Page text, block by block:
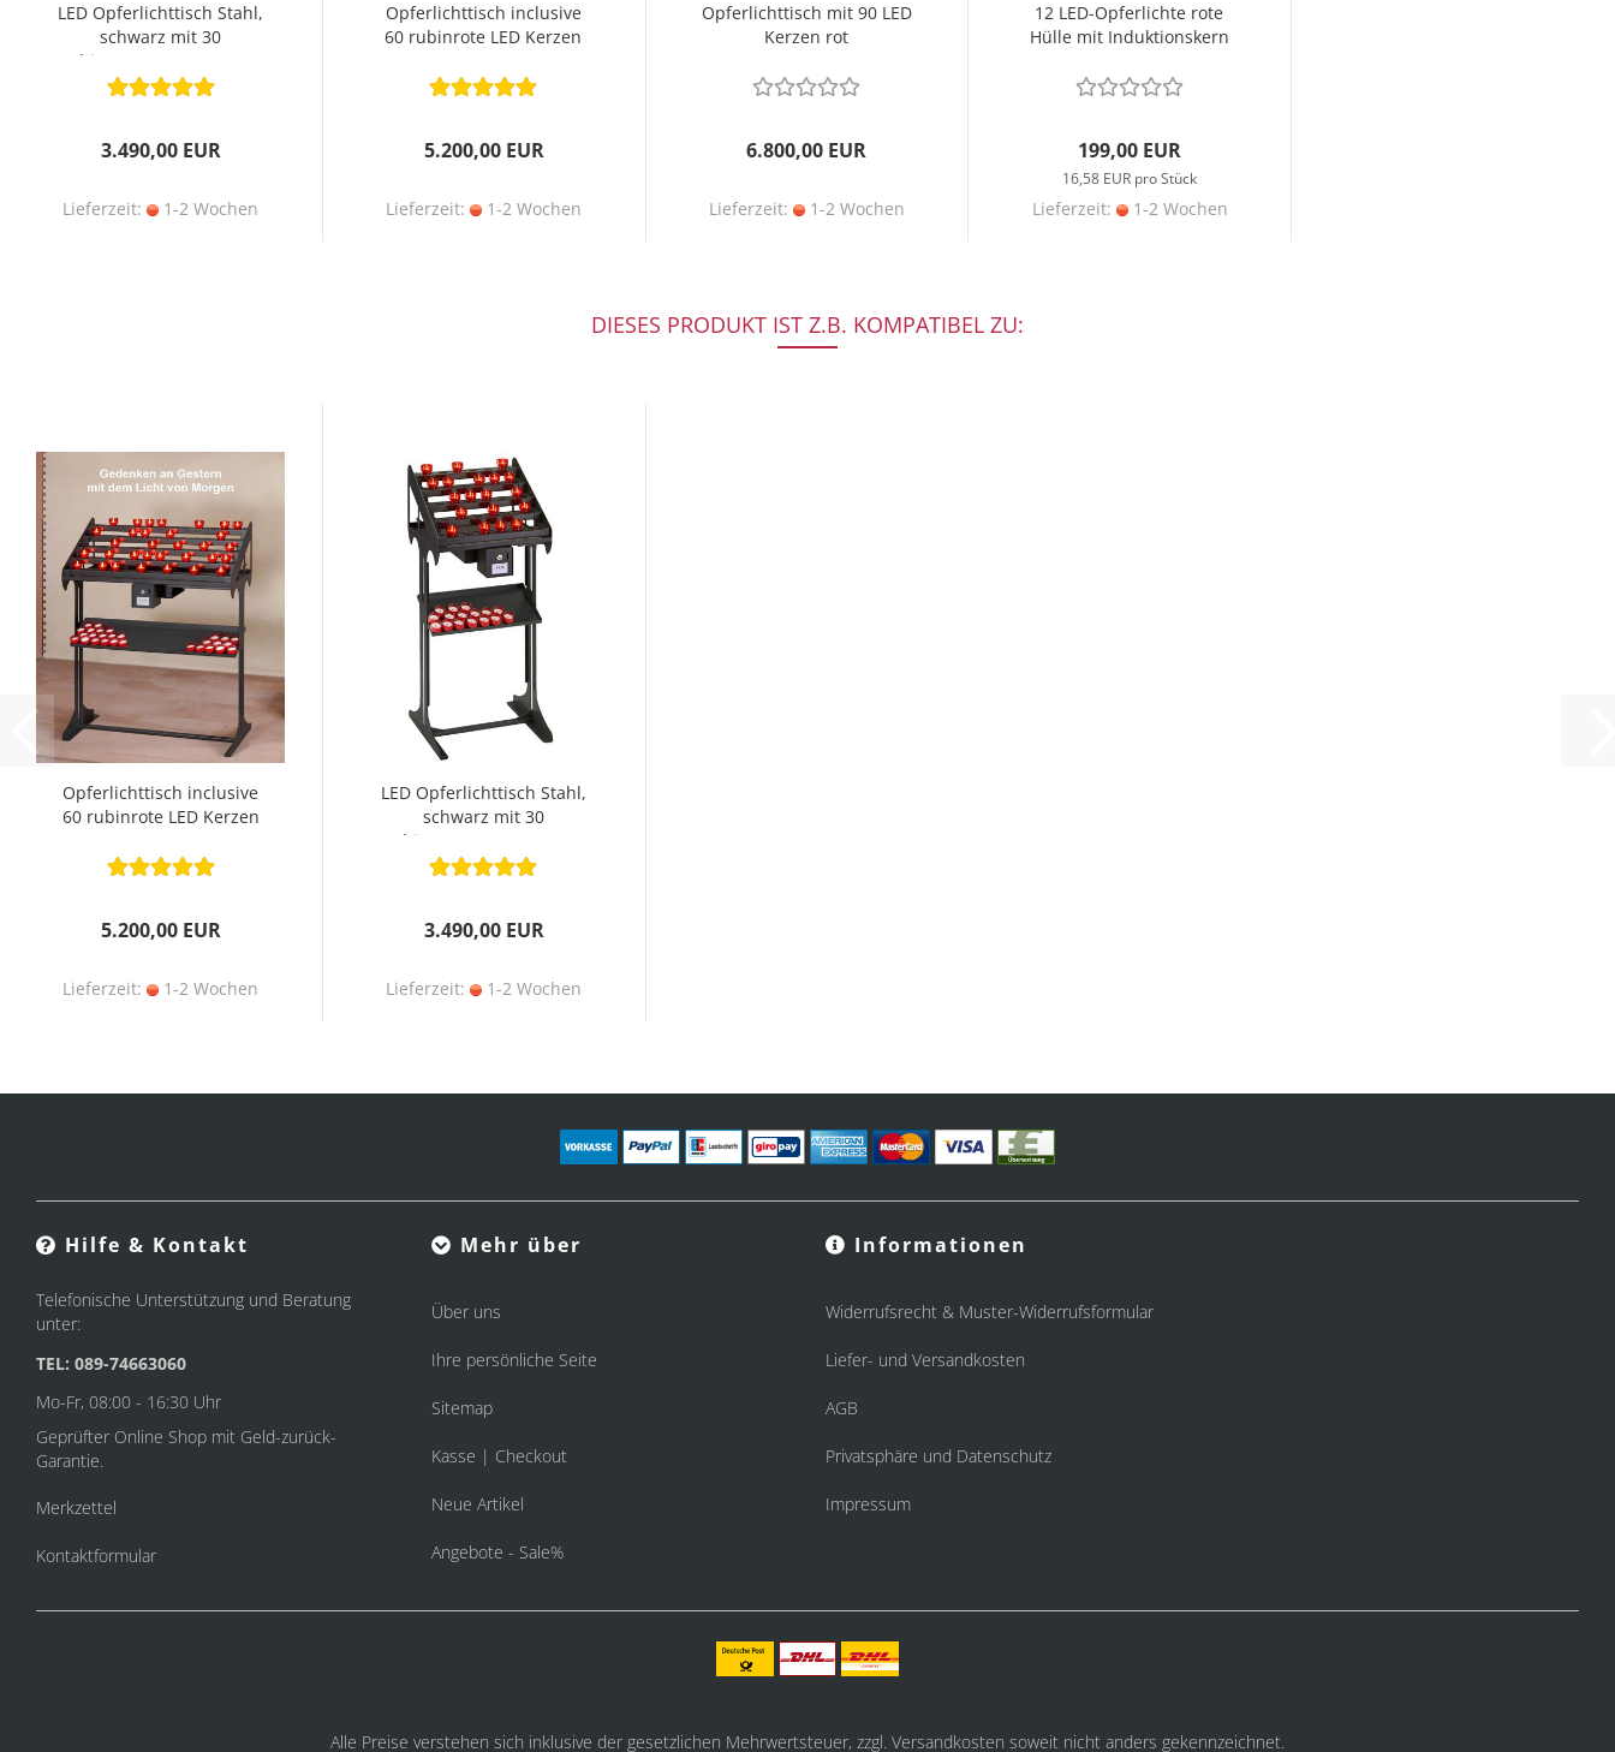
LED Opferlichttisch Stahl,
schwarz mit 30
rubinroten LED Kerzen...
3.490,00 EUR
Lieferzeit: 1-2 Wochen
Opferlichttisch inclusive
60 rubinrote LED Kerzen
5.200,00 EUR
Lieferzeit: 1-2 Wochen
Opferlichttisch mit 90 LED
Kerzen rot
6.800,00 EUR
Lieferzeit: 1-2 Wochen
12 LED-Opferlichte rote
Hülle mit Induktionskern
199,00 EUR
16,58 EUR pro Stück
Lieferzeit: 1-2 Wochen
DIESES PRODUKT IST Z.B. KOMPATIBEL ZU:
Opferlichttisch inclusive
60 rubinrote LED Kerzen
5.200,00 EUR
Lieferzeit: 1-2 Wochen
LED Opferlichttisch Stahl,
schwarz mit 30
rubinroten LED Kerzen...
3.490,00 EUR
Lieferzeit: 1-2 Wochen
Hilfe & Kontakt
Telefonische Unterstützung und Beratung
unter:
TEL: 089-74663060
Mo-Fr, 08:00 - 16:30 Uhr
Geprüfter Online Shop mit Geld-zurück-
Garantie.
Merkzettel
Kontaktformular
Mehr über
Über uns
Ihre persönliche Seite
Sitemap
Kasse | Checkout
Neue Artikel
Angebote - Sale%
Informationen
Widerrufsrecht & Muster-Widerrufsformular
Liefer- und Versandkosten
AGB
Privatsphäre und Datenschutz
Impressum
Alle Preise verstehen sich inklusive der gesetzlichen Mehrwertsteuer, zzgl. Versandkosten soweit nicht anders gekennzeichnet.